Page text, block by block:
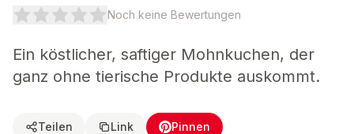
Noch keine Bewertungen
Ein köstlicher, saftiger Mohnkuchen, der
ganz ohne tierische Produkte auskommt.
Teilen Link Pinnen